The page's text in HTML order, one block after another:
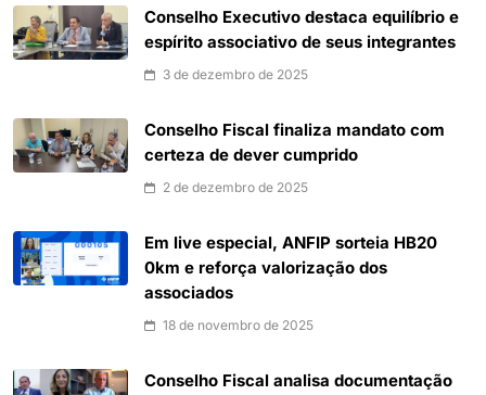
Conselho Executivo destaca equilíbrio e
espírito associativo de seus integrantes
3 de dezembro de 2025
Conselho Fiscal finaliza mandato com
certeza de dever cumprido
2 de dezembro de 2025
Em live especial, ANFIP sorteia HB20
0km e reforça valorização dos
associados
18 de novembro de 2025
Conselho Fiscal analisa documentação